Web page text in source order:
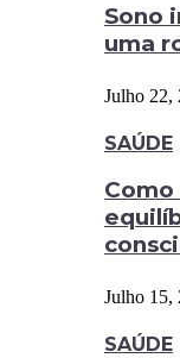
Sono
uma
Julho 22,
SAÚDE
Julho 15,
SAÚDE